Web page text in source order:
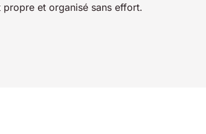
et organisé sans effort.